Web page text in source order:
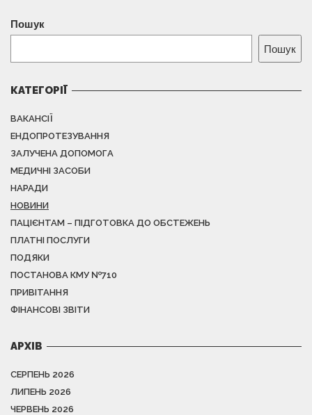
Пошук
Пошук
КАТЕГОРІЇ
ВАКАНСІЇ
ЕНДОПРОТЕЗУВАННЯ
ЗАЛУЧЕНА ДОПОМОГА
МЕДИЧНІ ЗАСОБИ
НАРАДИ
НОВИНИ
ПАЦІЄНТАМ – ПІДГОТОВКА ДО ОБСТЕЖЕНЬ
ПЛАТНІ ПОСЛУГИ
ПОДЯКИ
ПОСТАНОВА КМУ №710
ПРИВІТАННЯ
ФІНАНСОВІ ЗВІТИ
АРХІВ
СЕРПЕНЬ 2026
ЛИПЕНЬ 2026
ЧЕРВЕНЬ 2026